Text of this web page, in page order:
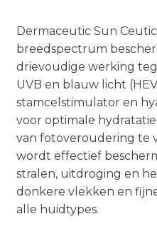
Dermaceutic Sun
breedspectrum
drievoudige werking
UVB en blauw licht
stamcelstimulator en
voor optimale
van fotoveroudering te
wordt effectief
stralen, uitdroging en
donkere vlekken en
alle huidtypes.